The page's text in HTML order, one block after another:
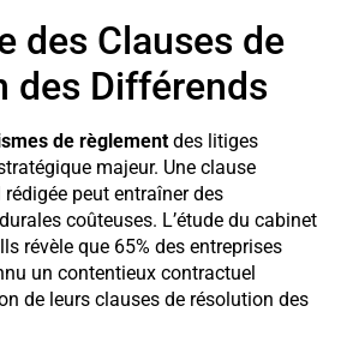
des Clauses de
des Différends
de règlement des litiges
majeur. Une clause
peut entraîner des
coûteuses. L’étude du cabinet
révèle que 65% des entreprises
un contentieux contractuel
de leurs clauses de résolution des